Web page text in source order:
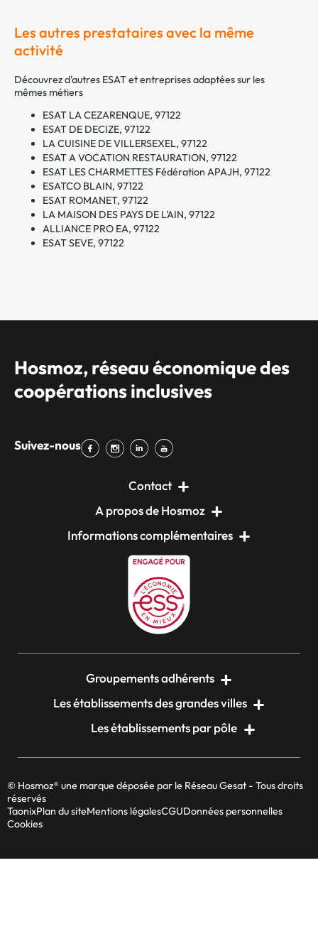
Les autres prestataires avec la même
activité
Découvrez d'autres ESAT et entreprises adaptées sur les
mêmes métiers
ESAT LA CEZARENQUE, 97122
ESAT DE DECIZE, 97122
LA CUISINE DE VILLERSEXEL, 97122
ESAT A VOCATION RESTAURATION, 97122
ESAT LES CHARMETTES Fédération APAJH, 97122
ESATCO BLAIN, 97122
ESAT ROMANET, 97122
LA MAISON DES PAYS DE L'AIN, 97122
ALLIANCE PRO EA, 97122
ESAT SEVE, 97122
Hosmoz, réseau économique des
coopérations inclusives
Suivez-nous
Contact
A propos de Hosmoz
Informations complémentaires
Groupements adhérents
Les établissements des grandes villes
Les établissements par pôle
© Hosmoz® une marque déposée par le Réseau Gesat - Tous droits
réservés
TaonixPlan du siteMentions légalesCGUDonnées personnelles
Cookies